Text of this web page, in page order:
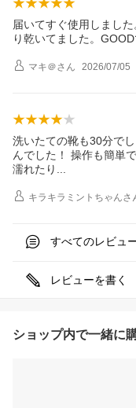
届いてすぐ使用しまし
り乾いてました。
マキ＠さん 2026/07/05
洗いたての靴も30分で
んでした！ 操作も簡単
濡れた り
キラキラミントちゃんさ
すべてのレビュ
レビューを書く
ショップ内で一緒に